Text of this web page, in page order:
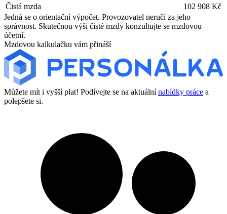
Čistá mzda
102 908 Kč
Jedná se o orientační výpočet. Provozovatel neručí za jeho
správnost. Skutečnou výši čisté mzdy konzultujte se mzdovou
účetní.
Mzdovou kalkulačku vám přináší
Můžete mít i vyšší plat! Podívejte se na aktuálnínabídky práce a
polepšete si.